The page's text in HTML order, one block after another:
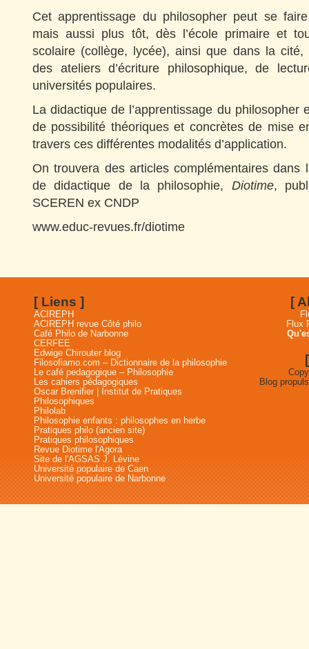
Cet apprentissage du philosopher peut se
mais aussi plus tôt, dès l’école primaire et
scolaire (collège, lycée), ainsi que dans la cité,
des ateliers d’écriture philosophique, de
universités populaires.
La didactique de l’apprentissage du philosopher
de possibilité théoriques et concrètes de mise
travers ces différentes modalités d’application.
On trouvera des articles complémentaires dans
de didactique de la philosophie, Diotime,
SCEREN ex CNDP
www.educ-revues.fr/diotime
[ Liens ]
ACIREPH
ACIREPH revue Côté philo
Café Philo de Narbonne
CERFEE
Edwige Chirouter blog
Filosofiamo.com – Dictionnaire de la philosophie
Le café pedagogique – Philosophie
Les cahiers pédagogiques
Oscar Brenifier | Institut de Pratiques
Philosophiques
Philolab
Philosophie enfants : philosophes en herbe
Pratiques philo (ancien site)
Pratiques philosophiques
Revue Diotime l'Agora
Site de l'AGSAS J. Lévine
Université populaire de Caen
Université populaire de Narbonne
[
Flux
Blog